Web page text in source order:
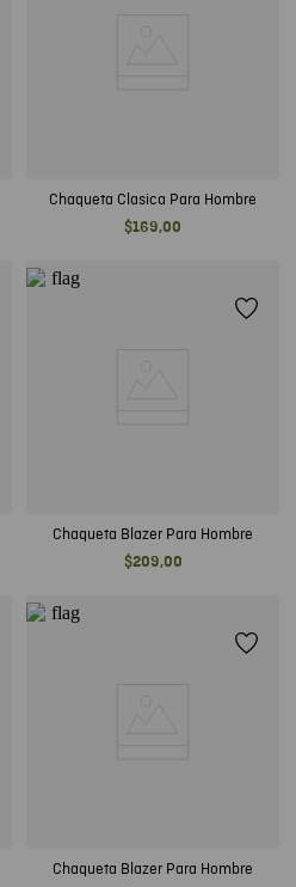
Chaqueta Clasica Para Hombre
$169,00
Chaqueta Blazer Para Hombre
$209,00
Chaqueta Blazer Para Hombre